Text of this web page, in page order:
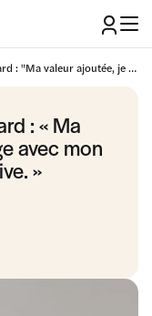
KRYS GROUP - Boris Gérard : "Ma valeur ajoutée, je la partage avec mon entreprise et ma coopérative."
: « Ma
avec mon
»